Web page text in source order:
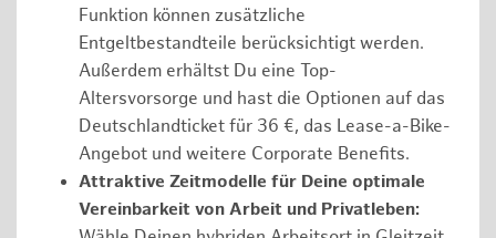
Funktion können zusätzliche
Entgeltbestandteile berücksichtigt werden.
Außerdem erhältst Du eine Top-
Altersvorsorge und hast die Optionen auf das
Deutschlandticket für 36 €, das Lease-a-Bike-
Angebot und weitere Corporate Benefits.
Attraktive Zeitmodelle für Deine optimale
Vereinbarkeit von Arbeit und Privatleben: